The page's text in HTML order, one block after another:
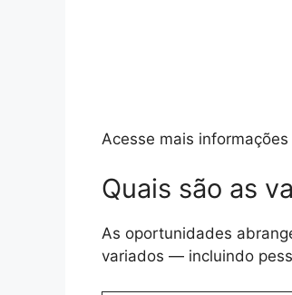
Acesse mais
Quais são as
As oportunidades
variados — incluindo